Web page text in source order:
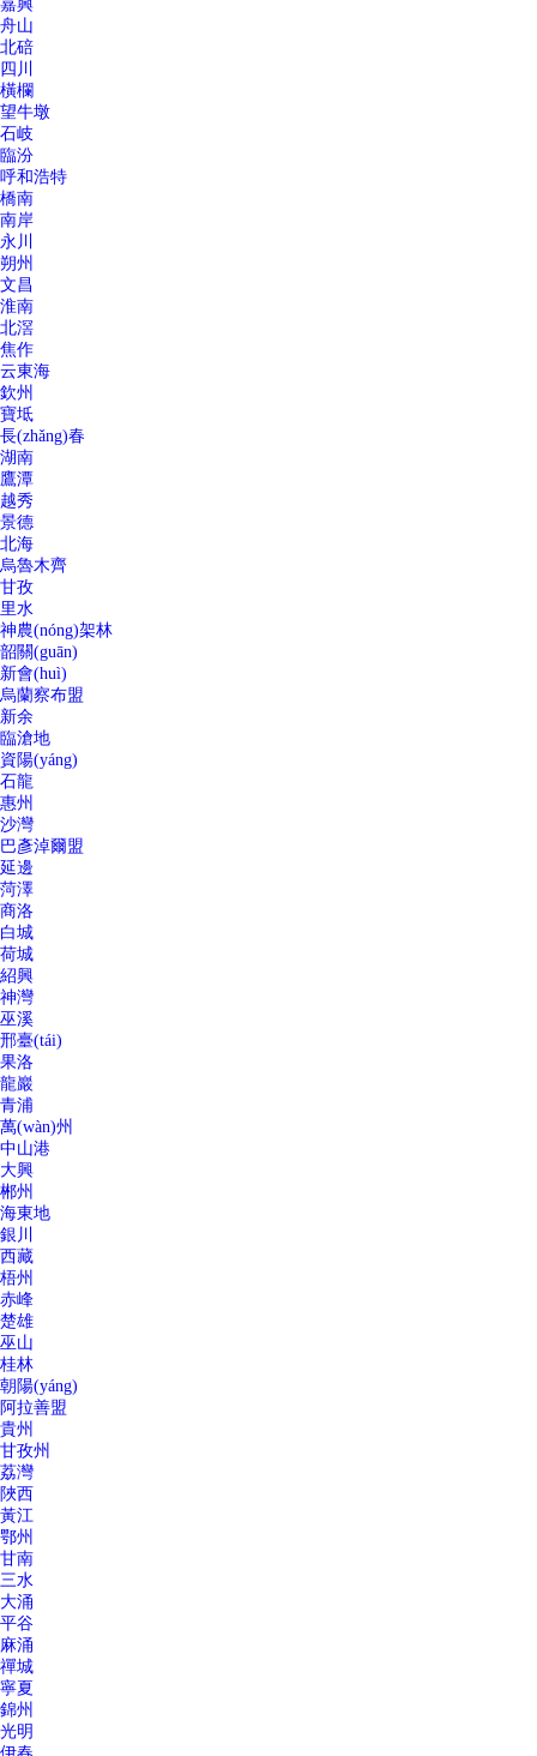
嘉興
舟山
北碚
四川
橫欄
望牛墩
石岐
臨汾
呼和浩特
橋南
南岸
永川
朔州
文昌
淮南
北滘
焦作
云東海
欽州
寶坻
長(zhǎng)春
湖南
鷹潭
越秀
景德
北海
烏魯木齊
甘孜
里水
神農(nóng)架林
韶關(guān)
新會(huì)
烏蘭察布盟
新余
臨滄地
資陽(yáng)
石龍
惠州
沙灣
巴彥淖爾盟
延邊
菏澤
商洛
白城
荷城
紹興
神灣
巫溪
邢臺(tái)
果洛
龍巖
青浦
萬(wàn)州
中山港
大興
郴州
海東地
銀川
西藏
梧州
赤峰
楚雄
巫山
桂林
朝陽(yáng)
阿拉善盟
貴州
甘孜州
荔灣
陜西
黃江
鄂州
甘南
三水
大涌
平谷
麻涌
禪城
寧夏
錦州
光明